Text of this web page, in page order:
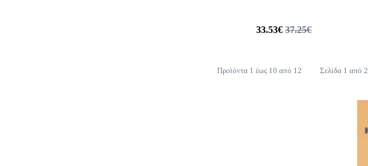
33.53€ 37.25€
Προϊόντα 1 έως 10 από 12 Σελίδα 1 από 2